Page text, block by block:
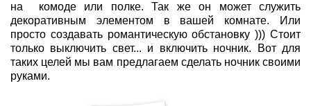
на комоде или полке. Так же он может служить
декоративным элементом в вашей комнате. Или
просто создавать романтическую обстановку ))) Стоит
только выключить свет... и включить ночник. Вот для
таких целей мы вам предлагаем сделать ночник своими
руками.